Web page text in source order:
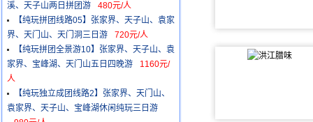
溪、天子山两日拼团游
480元/人
【纯玩拼团线路05】张家界、天子山、袁家
界、天门山、天门洞三日游
720元/人
【纯玩拼团全景游10】张家界、天子山、袁
家界、宝峰湖、天门山五日四晚游
1160元/
人
【纯玩独立成团线路2】张家界、天门山、
袁家界、天子山、宝峰湖休闲纯玩三日游